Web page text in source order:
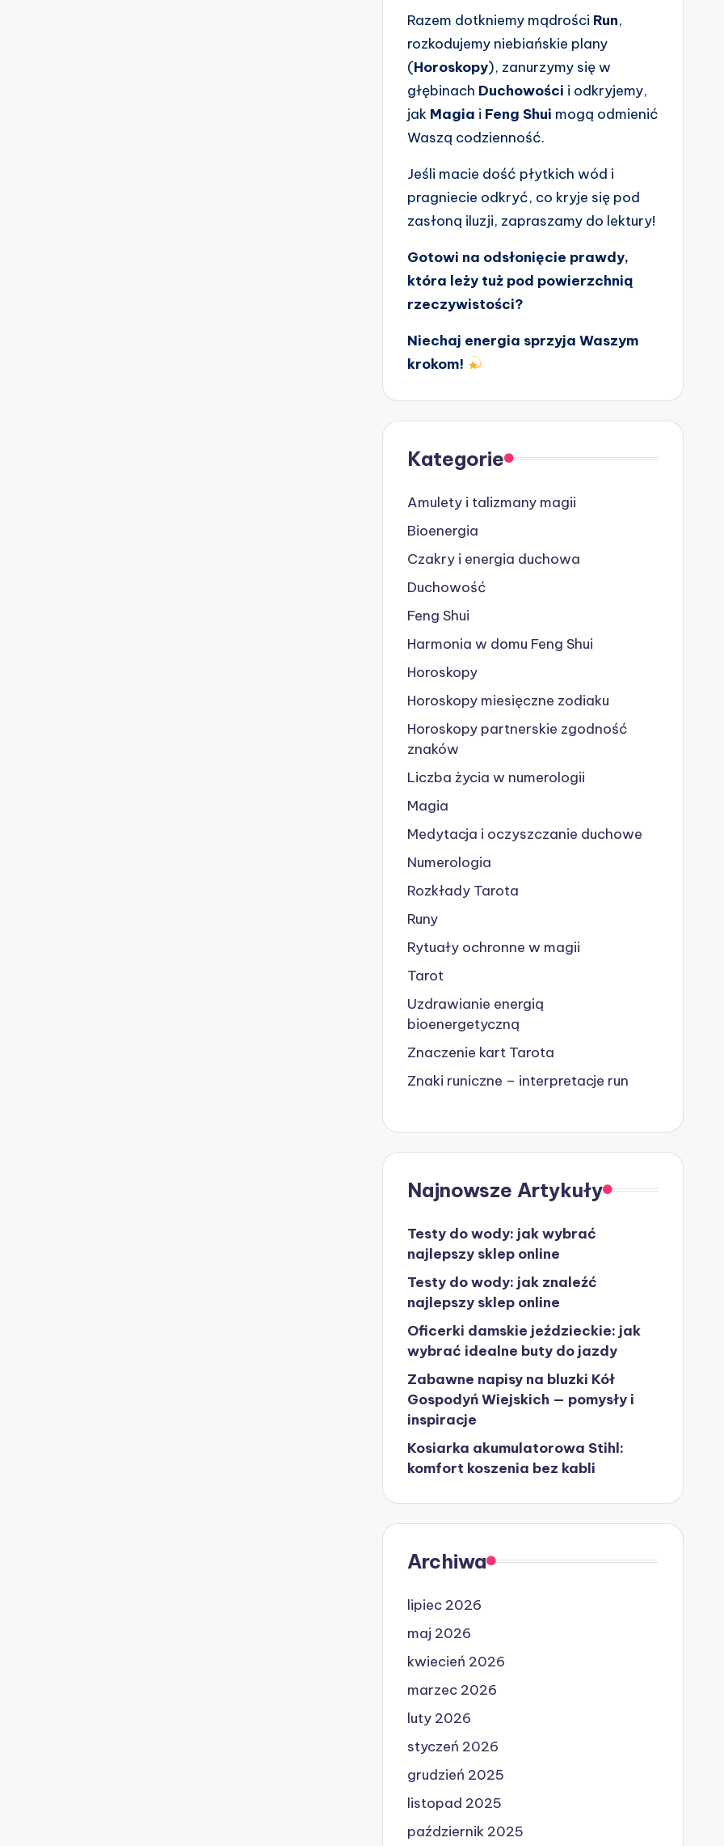
Razem dotkniemy mądrości Run,
rozkodujemy niebiańskie plany
(Horoskopy), zanurzymy się w
głębinach Duchowości i odkryjemy,
jak Magia i Feng Shui mogą odmienić
Waszą codzienność.
Jeśli macie dość płytkich wód i
pragniecie odkryć, co kryje się pod
zasłoną iluzji, zapraszamy do lektury!
Gotowi na odsłonięcie prawdy,
która leży tuż pod powierzchnią
rzeczywistości?
Niechaj energia sprzyja Waszym
krokom!
Kategorie
Amulety i talizmany magii
Bioenergia
Czakry i energia duchowa
Duchowość
Feng Shui
Harmonia w domu Feng Shui
Horoskopy
Horoskopy miesięczne zodiaku
Horoskopy partnerskie zgodność
znaków
Liczba życia w numerologii
Magia
Medytacja i oczyszczanie duchowe
Numerologia
Rozkłady Tarota
Runy
Rytuały ochronne w magii
Tarot
Uzdrawianie energią
bioenergetyczną
Znaczenie kart Tarota
Znaki runiczne – interpretacje run
Najnowsze Artykuły
Testy do wody: jak wybrać
najlepszy sklep online
Testy do wody: jak znaleźć
najlepszy sklep online
Oficerki damskie jeździeckie: jak
wybrać idealne buty do jazdy
Zabawne napisy na bluzki Kół
Gospodyń Wiejskich — pomysły i
inspiracje
Kosiarka akumulatorowa Stihl:
komfort koszenia bez kabli
Archiwa
lipiec 2026
maj 2026
kwiecień 2026
marzec 2026
luty 2026
styczeń 2026
grudzień 2025
listopad 2025
październik 2025